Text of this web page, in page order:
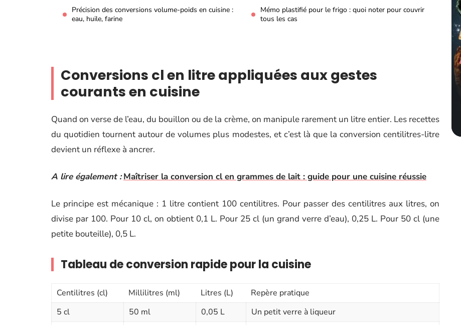
Précision des conversions volume-poids en cuisine :
eau, huile, farine
Mémo plastifié pour le frigo : quoi noter pour couvrir
tous les cas
Conversions cl en litre appliquées aux gestes
courants en cuisine
Quand on verse de l’eau, du bouillon ou de la crème, on manipule rarement un litre entier. Les recettes
du quotidien tournent autour de volumes plus modestes, et c’est là que la conversion centilitres-litre
devient un réflexe à ancrer.
A lire également : Maîtriser la conversion cl en grammes de lait : guide pour une cuisine réussie
Le principe est mécanique : 1 litre contient 100 centilitres. Pour passer des centilitres aux litres, on
divise par 100. Pour 10 cl, on obtient 0,1 L. Pour 25 cl (un grand verre d’eau), 0,25 L. Pour 50 cl (une
petite bouteille), 0,5 L.
Tableau de conversion rapide pour la cuisine
Centilitres (cl) Millilitres (ml) Litres (L)
Repère pratique
5 cl
50 ml 0,05 L
Un petit verre à liqueur